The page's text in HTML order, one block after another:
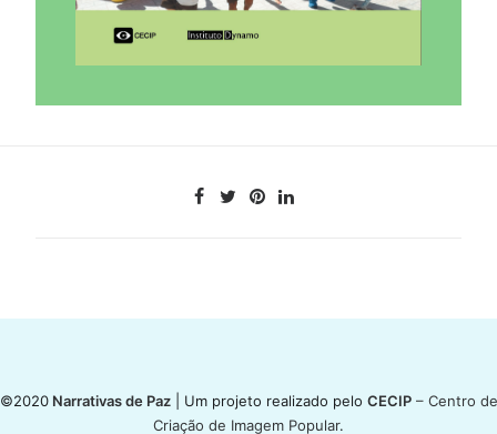
©2020Narrativas de Paz| Um projeto realizado pelo CECIP– Centro de
Criação de Imagem Popular.